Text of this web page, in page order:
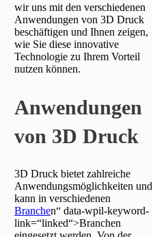
wir uns mit den verschiedenen
Anwendungen von 3D Druck
beschäftigen und Ihnen zeigen,
wie Sie diese innovative
Technologie zu Ihrem Vorteil
nutzen können.
Anwendungen
von 3D Druck
3D Druck bietet zahlreiche
Anwendungsmöglichkeiten und
kann in verschiedenen
Branchen“ data-wpil-keyword-
link=“linked“>Branchen